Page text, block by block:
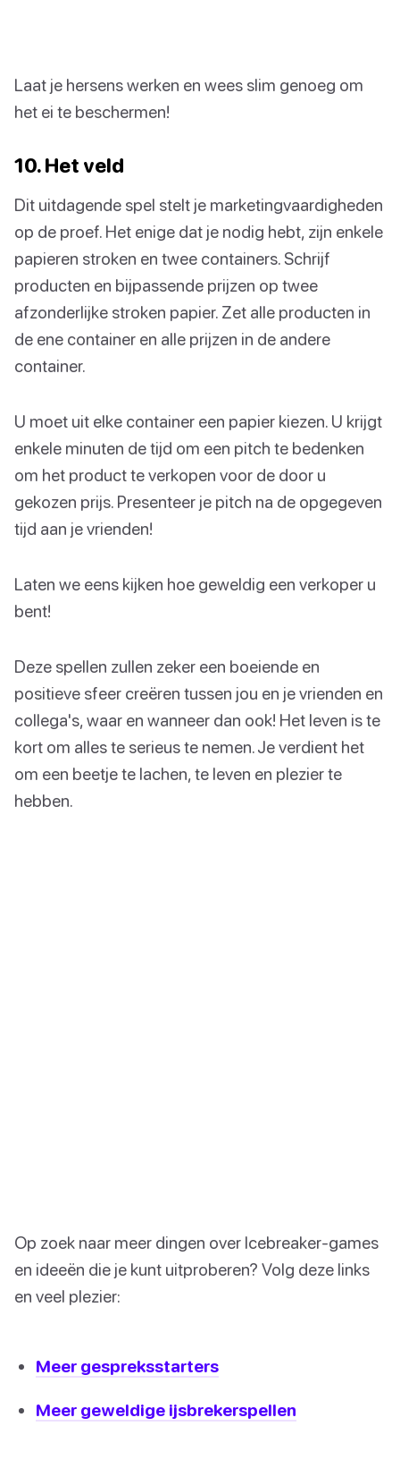
Laat je hersens werken en wees slim genoeg om
het ei te beschermen!
10. Het veld
Dit uitdagende spel stelt je marketingvaardigheden
op de proef. Het enige dat je nodig hebt, zijn enkele
papieren stroken en twee containers. Schrijf
producten en bijpassende prijzen op twee
afzonderlijke stroken papier. Zet alle producten in
de ene container en alle prijzen in de andere
container.
U moet uit elke container een papier kiezen. U krijgt
enkele minuten de tijd om een pitch te bedenken
om het product te verkopen voor de door u
gekozen prijs. Presenteer je pitch na de opgegeven
tijd aan je vrienden!
Laten we eens kijken hoe geweldig een verkoper u
bent!
Deze spellen zullen zeker een boeiende en
positieve sfeer creëren tussen jou en je vrienden en
collega's, waar en wanneer dan ook! Het leven is te
kort om alles te serieus te nemen. Je verdient het
om een beetje te lachen, te leven en plezier te
hebben.
Op zoek naar meer dingen over Icebreaker-games
en ideeën die je kunt uitproberen? Volg deze links
en veel plezier:
Meer gespreksstarters
Meer geweldige ijsbrekerspellen